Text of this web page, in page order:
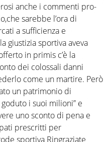
anche i commenti pro-
sarebbe l’ora di
a sufficienza e
giustizia sportiva aveva
in primis c’è la
dei colossali danni
come un martire. Però
un patrimonio di
i suoi milioni” e
uno sconto di pena e
prescritti per
sportiva Ringraziate